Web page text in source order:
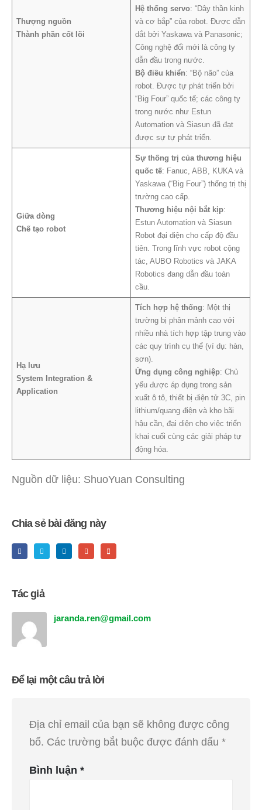
Thượng nguồn
Thành phần cốt lõi
Hệ thống servo: “Dây thần kinh
và cơ bắp” của robot. Được dẫn
dắt bởi Yaskawa và Panasonic;
Công nghệ đổi mới là công ty
dẫn đầu trong nước.
Bộ điều khiển: “Bộ não” của
robot. Được tự phát triển bởi
“Big Four” quốc tế; các công ty
trong nước như Estun
Automation và Siasun đã đạt
được sự tự phát triển.
Giữa dòng
Chế tạo robot
Sự thống trị của thương hiệu
quốc tế: Fanuc, ABB, KUKA và
Yaskawa (“Big Four”) thống trị thị
trường cao cấp.
Thương hiệu nội bắt kịp:
Estun Automation và Siasun
Robot đại diện cho cấp độ đầu
tiên. Trong lĩnh vực robot cộng
tác, AUBO Robotics và JAKA
Robotics đang dẫn đầu toàn
cầu.
Hạ lưu
System Integration &
Application
Tích hợp hệ thống: Một thị
trường bị phân mảnh cao với
nhiều nhà tích hợp tập trung vào
các quy trình cụ thể (ví dụ: hàn,
sơn).
Ứng dụng công nghiệp: Chủ
yếu được áp dụng trong sản
xuất ô tô, thiết bị điện tử 3C, pin
lithium/quang điện và kho bãi
hậu cần, đại diện cho việc triển
khai cuối cùng các giải pháp tự
động hóa.
Nguồn dữ liệu: ShuoYuan Consulting
Chia sẻ bài đăng này
Tác giả
jaranda.ren@gmail.com
Để lại một câu trả lời
Địa chỉ email của bạn sẽ không được công
bố. Các trường bắt buộc được đánh dấu *
Bình luận *